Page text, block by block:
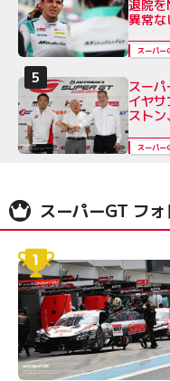
退院
異常
スーパー
スー
イヤ
スト
スーパー
スーパーGT フ